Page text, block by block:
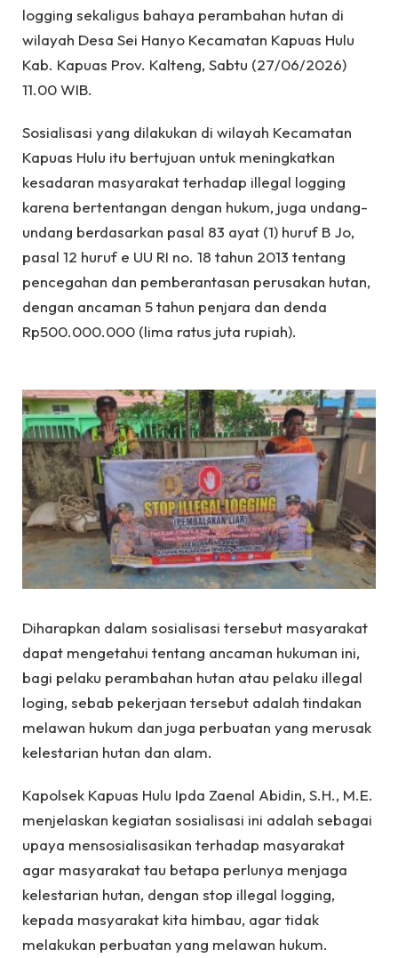
logging sekaligus bahaya perambahan hutan di
wilayah Desa Sei Hanyo Kecamatan Kapuas Hulu
Kab. Kapuas Prov. Kalteng, Sabtu (27/06/2026)
11.00 WIB.
Sosialisasi yang dilakukan di wilayah Kecamatan
Kapuas Hulu itu bertujuan untuk meningkatkan
kesadaran masyarakat terhadap illegal logging
karena bertentangan dengan hukum, juga undang-
undang berdasarkan pasal 83 ayat (1) huruf B Jo,
pasal 12 huruf e UU RI no. 18 tahun 2013 tentang
pencegahan dan pemberantasan perusakan hutan,
dengan ancaman 5 tahun penjara dan denda
Rp500.000.000 (lima ratus juta rupiah).
Diharapkan dalam sosialisasi tersebut masyarakat
dapat mengetahui tentang ancaman hukuman ini,
bagi pelaku perambahan hutan atau pelaku illegal
loging, sebab pekerjaan tersebut adalah tindakan
melawan hukum dan juga perbuatan yang merusak
kelestarian hutan dan alam.
Kapolsek Kapuas Hulu Ipda Zaenal Abidin, S.H., M.E.
menjelaskan kegiatan sosialisasi ini adalah sebagai
upaya mensosialisasikan terhadap masyarakat
agar masyarakat tau betapa perlunya menjaga
kelestarian hutan, dengan stop illegal logging,
kepada masyarakat kita himbau, agar tidak
melakukan perbuatan yang melawan hukum.